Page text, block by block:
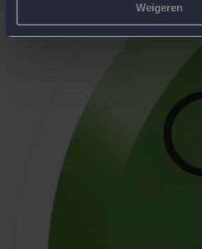
Weigeren